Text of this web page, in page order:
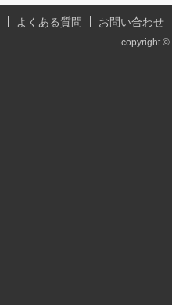
よくある質問 お問い合わせ
copyright ©